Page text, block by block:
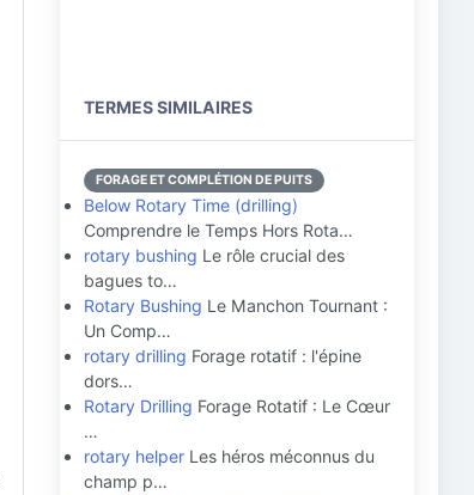
TERMES SIMILAIRES
FORAGE ET COMPLÉTION DE PUITS
Below Rotary Time (drilling)
Comprendre le Temps Hors Rota…
rotary bushing Le rôle crucial des
bagues to…
Rotary Bushing Le Manchon Tournant :
Un Comp…
rotary drilling Forage rotatif : l'épine
dors…
Rotary Drilling Forage Rotatif : Le Cœur
…
rotary helper Les héros méconnus du
champ p…